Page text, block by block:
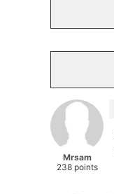
Mrsam
238 points